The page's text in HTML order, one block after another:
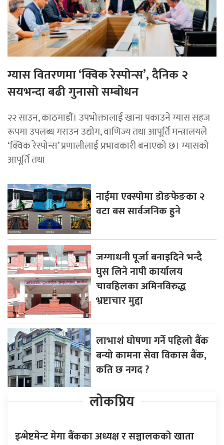
ग्यास वितरणमा ‘क्विक रेस्पोन्स’, दैनिक २
सयभन्दा बढी गुनासो सम्बोधन
२२ साउन, काठमाडाैं। उपभोक्तालाई खाना पकाउने ग्यास सहज
रूपमा उपलब्ध गराउन उद्योग, वाणिज्य तथा आपूर्ति मन्त्रालयले
‘क्विक रेस्पोन्स’ प्रणालीलाई प्रभावकारी बनाएको छ। ग्यासको
आपूर्ति तथा
नाईमा एक्स्पोमा डोङफेङका २
वटा बस सार्वजनिक हुने
जग्गाधनी पूर्जा बनाइदिने भन्दै
घुस लिने नापी कार्यालय
चावहिलका अमिनविरुद्ध
भ्रष्टाचार मुद्दा
लाभाशं घोषणा गर्ने पहिलो बैंक
बन्यो कामना सेवा विकास बैंक,
कति छ नगद ?
लोकप्रिय
इन्भेष्टमेन्ट मेगा बैंकका अध्यक्ष र सञ्चालकको खाता